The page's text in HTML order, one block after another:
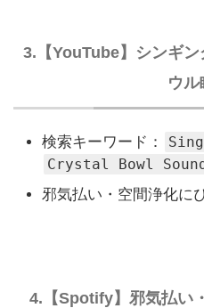
3.【YouTube】シンギ
ウル
検索キーワード：
Crystal Bowl
邪気払い・空間浄化に
4.【Spotify】邪気払い